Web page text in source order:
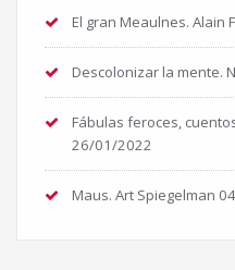
El gran Meaulnes. Alain
Descolonizar la mente.
Fábulas feroces,
26/01/2022
Maus. Art Spiegelman